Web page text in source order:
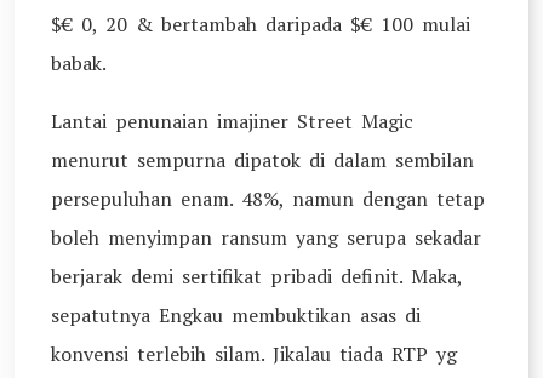
$€ 0, 20 & bertambah daripada $€ 100 mulai
babak.
Lantai penunaian imajiner Street Magic
menurut sempurna dipatok di dalam sembilan
persepuluhan enam. 48%, namun dengan tetap
boleh menyimpan ransum yang serupa sekadar
berjarak demi sertifikat pribadi definit. Maka,
sepatutnya Engkau membuktikan asas di
konvensi terlebih silam. Jikalau tiada RTP yg